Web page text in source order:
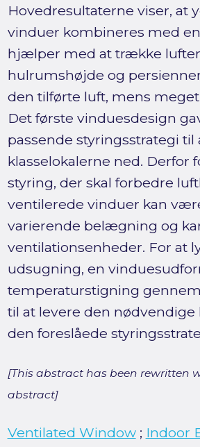
Hovedresultaterne viser, at
vinduer kombineres med
hjælper med at trække
hulrumshøjde og
den tilførte luft, mens
Det første vinduesdesign
passende styringsstrategi
klasselokalerne ned. Derfor
styring, der skal forbedre
ventilerede vinduer kan
varierende belægning og
ventilationsenheder. For at
udsugning, en
temperaturstigning
til at levere den
den foreslåede
[This abstract has been rewritten
abstract]
Ventilated Window; Indoor